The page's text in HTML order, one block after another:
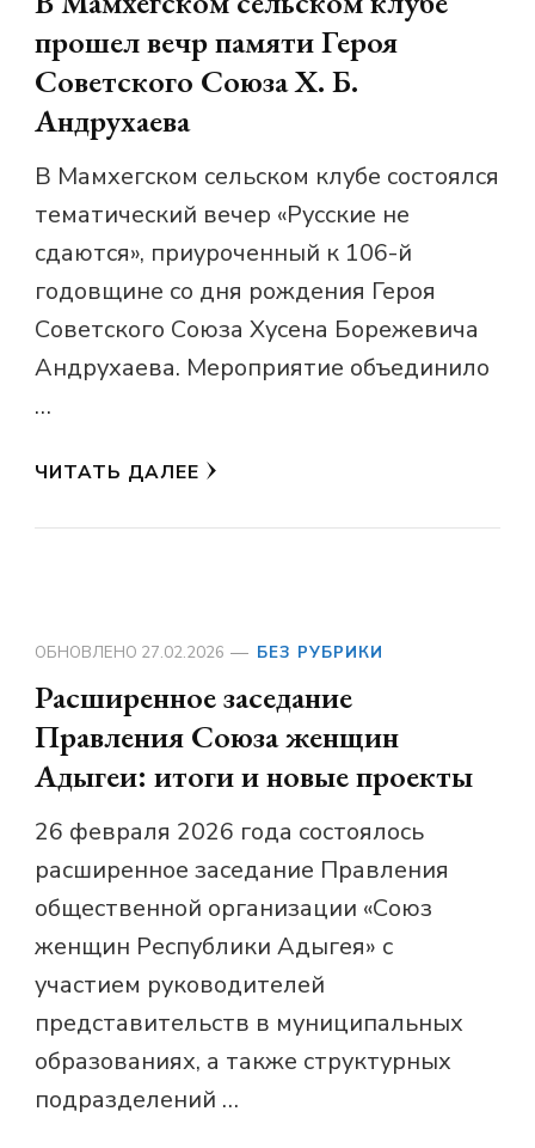
прошел вечр памяти Героя
Советского Союза Х. Б.
Андрухаева
В Мамхегском сельском клубе состоялся
тематический вечер «Русские не
сдаются», приуроченный к 106-й
годовщине со дня рождения Героя
Советского Союза Хусена Борежевича
Андрухаева. Мероприятие объединило
…
ЧИТАТЬ ДАЛЕЕ
ОБНОВЛЕНО 27.02.2026 БЕЗ РУБРИКИ
Расширенное заседание
Правления Союза женщин
Адыгеи: итоги и новые проекты
26 февраля 2026 года состоялось
расширенное заседание Правления
общественной организации «Союз
женщин Республики Адыгея» с
участием руководителей
представительств в муниципальных
образованиях, а также структурных
подразделений …